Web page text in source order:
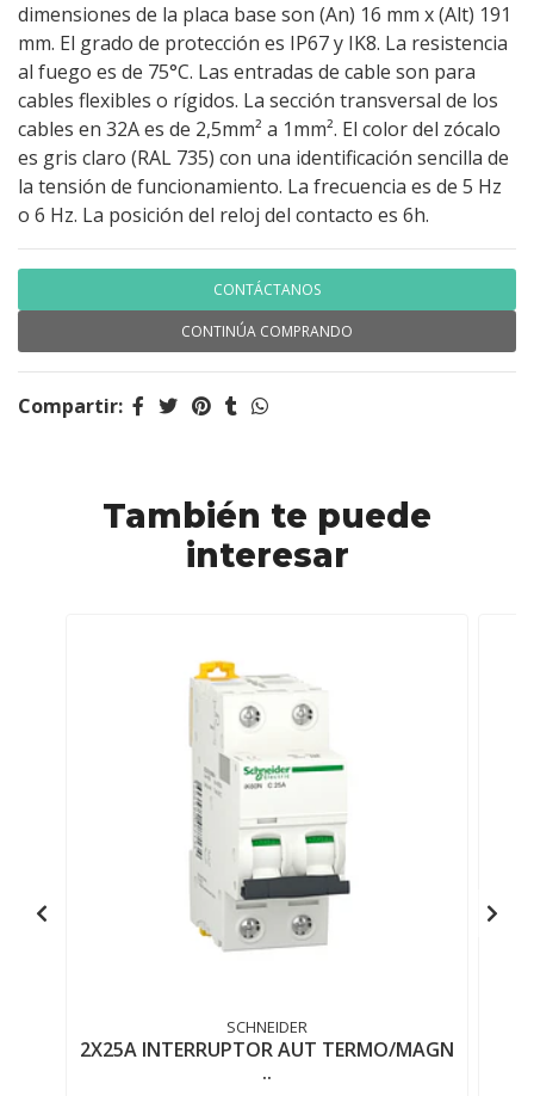
dimensiones de la placa base son (An) 16 mm x (Alt) 191
mm. El grado de protección es IP67 y IK8. La resistencia
al fuego es de 75°C. Las entradas de cable son para
cables flexibles o rígidos. La sección transversal de los
cables en 32A es de 2,5mm² a 1mm². El color del zócalo
es gris claro (RAL 735) con una identificación sencilla de
la tensión de funcionamiento. La frecuencia es de 5 Hz
o 6 Hz. La posición del reloj del contacto es 6h.
CONTÁCTANOS
CONTINÚA COMPRANDO
Compartir:
También te puede
interesar
SCHNEIDER
2X25A INTERRUPTOR AUT TERMO/MAGN
..